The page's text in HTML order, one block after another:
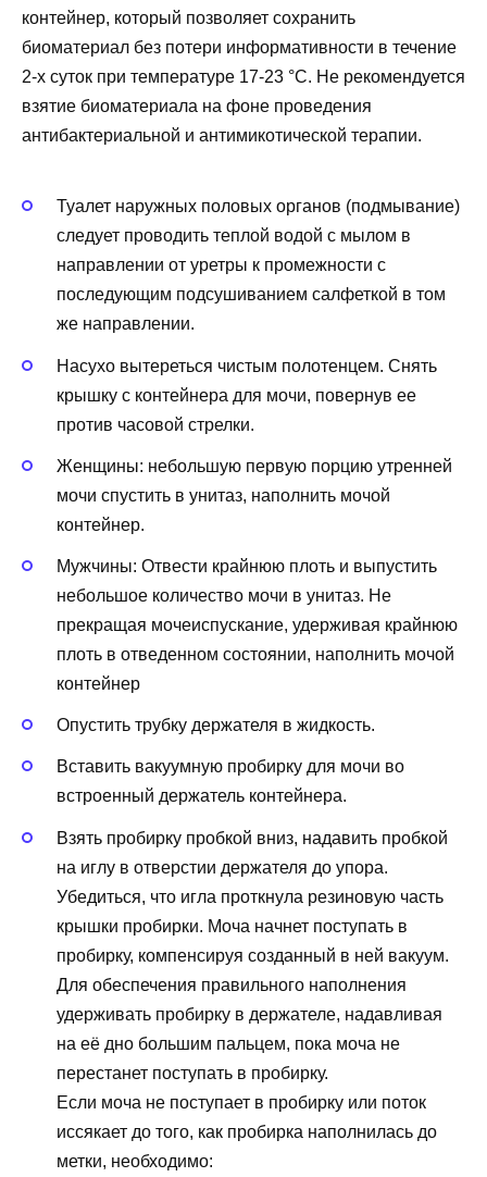
контейнер, который позволяет сохранить
биоматериал без потери информативности в течение
2-х суток при температуре 17-23 °С. Не рекомендуется
взятие биоматериала на фоне проведения
антибактериальной и антимикотической терапии.
Туалет наружных половых органов (подмывание)
следует проводить теплой водой с мылом в
направлении от уретры к промежности с
последующим подсушиванием салфеткой в том
же направлении.
Насухо вытереться чистым полотенцем. Снять
крышку с контейнера для мочи, повернув ее
против часовой стрелки.
Женщины: небольшую первую порцию утренней
мочи спустить в унитаз, наполнить мочой
контейнер.
Мужчины: Отвести крайнюю плоть и выпустить
небольшое количество мочи в унитаз. Не
прекращая мочеиспускание, удерживая крайнюю
плоть в отведенном состоянии, наполнить мочой
контейнер
Опустить трубку держателя в жидкость.
Вставить вакуумную пробирку для мочи во
встроенный держатель контейнера.
Взять пробирку пробкой вниз, надавить пробкой
на иглу в отверстии держателя до упора.
Убедиться, что игла проткнула резиновую часть
крышки пробирки. Моча начнет поступать в
пробирку, компенсируя созданный в ней вакуум.
Для обеспечения правильного наполнения
удерживать пробирку в держателе, надавливая
на её дно большим пальцем, пока моча не
перестанет поступать в пробирку.
Если моча не поступает в пробирку или поток
иссякает до того, как пробирка наполнилась до
метки, необходимо: